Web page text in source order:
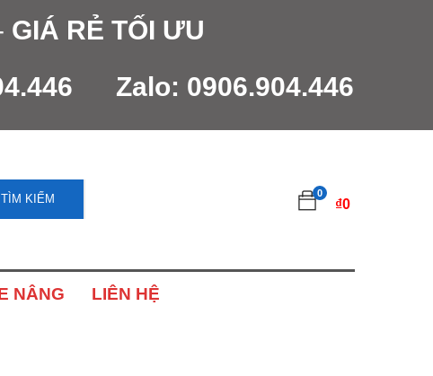
GIÁ RẺ TỐI ƯU
Zalo: 0906.904.446
TÌM KIẾM 0
₫0
NÂNG LIÊN HỆ